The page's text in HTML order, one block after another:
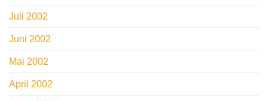
Juli 2002
Juni 2002
Mai 2002
April 2002